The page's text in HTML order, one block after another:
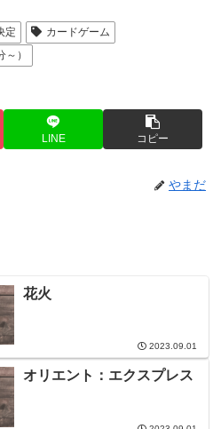
定
カードゲーム
）
LINE コピー
やまだ
花火
2023.09.01
オリエント：エクスプレス